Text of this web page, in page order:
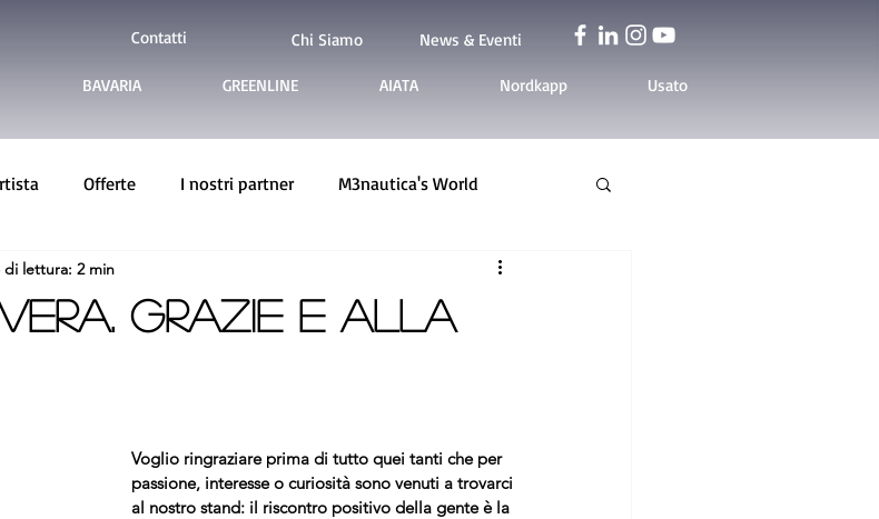
Contatti Chi Siamo News & Eventi
BAVARIA GREENLINE AIATA Nordkapp Usato
Offerte I nostri partner M3nautica's World
Imbarcazioni usate
Grazie e alla
di lettura: 2 min
Voglio ringraziare prima di tutto quei tanti che per
passione, interesse o curiosità sono venuti a trovarci
al nostro stand: il riscontro positivo della gente è la